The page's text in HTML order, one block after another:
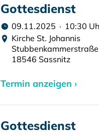
Gottesdienst
09.11.2025 · 10:30
Kirche St. Johannis
18546 Sassnitz
Termin anzeigen ›
Gottesdienst